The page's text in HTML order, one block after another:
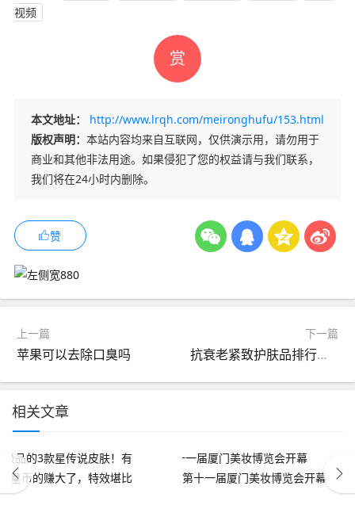
视频
赏
本文地址：
http://www.lrqh.com/meironghufu/153.html
版权声明： 本站内容均来自互联网，仅供演示用，请勿用于
商业和其他非法用途。如果侵犯了您的权益请与我们联系，
我们将在24小时内删除。
赞
上一篇
苹果可以去除口臭吗
下一篇
抗衰老紧致护肤品排行榜前十名?十款面霜推荐TOP！
相关文章
第十一届厦门美妆博览会开幕